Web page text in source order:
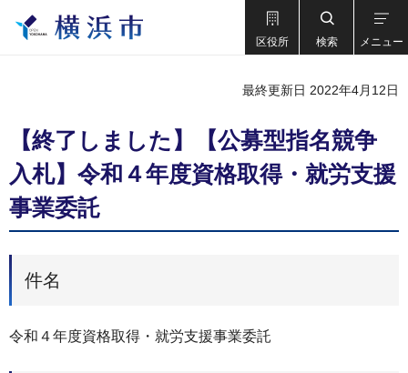
区役所 検索 メニュー
最終更新日 2022年4月12日
【終了しました】【公募型指名競争
入札】令和４年度資格取得・就労支援
事業委託
件名
令和４年度資格取得・就労支援事業委託